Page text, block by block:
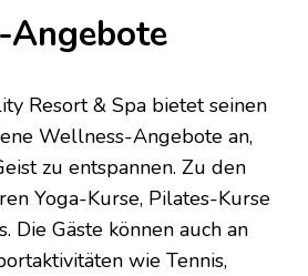
Resort & Spa bietet seinen
Wellness-Angebote an,
zu entspannen. Zu den
Yoga-Kurse, Pilates-Kurse
Die Gäste können auch an
wie Tennis,